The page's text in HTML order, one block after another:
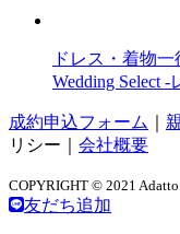
ドレス・着物
Wedding Select
成約申込フォーム
リシー
会社概要
COPYRIGHT © 2021
友だち追加